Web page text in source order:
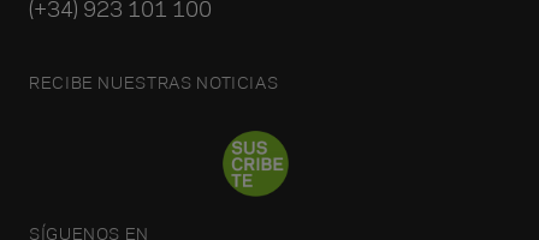
(+34) 923 101 100
RECIBE NUESTRAS NOTICIAS
SÍGUENOS EN